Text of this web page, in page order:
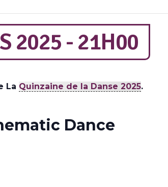
2025 - 21H00
La Quinzaine de la Danse 2025.
Dance